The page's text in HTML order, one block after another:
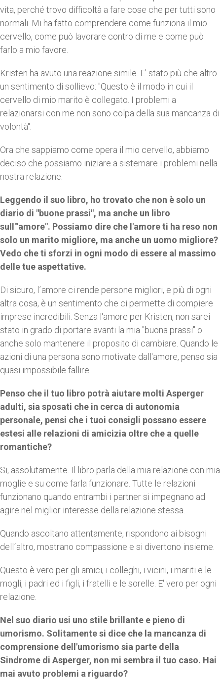
vita, perché trovo difficoltà a fare cose che per tutti sono
normali. Mi ha fatto comprendere come funziona il mio
cervello, come può lavorare contro di me e come può
farlo a mio favore.
Kristen ha avuto una reazione simile. E' stato più che altro
un sentimento di sollievo: "Questo è il modo in cui il
cervello di mio marito è collegato. I problemi a
relazionarsi con me non sono colpa della sua mancanza di
volontà".
Ora che sappiamo come opera il mio cervello, abbiamo
deciso che possiamo iniziare a sistemare i problemi nella
nostra relazione.
Leggendo il suo libro, ho trovato che non è solo un
diario di "buone prassi", ma anche un libro
sull'"amore". Possiamo dire che l'amore ti ha reso non
solo un marito migliore, ma anche un uomo migliore?
Vedo che ti sforzi in ogni modo di essere al massimo
delle tue aspettative.
Di sicuro, l´amore ci rende persone migliori, e più di ogni
altra cosa, è un sentimento che ci permette di compiere
imprese incredibili. Senza l'amore per Kristen, non sarei
stato in grado di portare avanti la mia "buona prassi" o
anche solo mantenere il proposito di cambiare. Quando le
azioni di una persona sono motivate dall'amore, penso sia
quasi impossibile fallire.
Penso che il tuo libro potrà aiutare molti Asperger
adulti, sia sposati che in cerca di autonomia
personale, pensi che i tuoi consigli possano essere
estesi alle relazioni di amicizia oltre che a quelle
romantiche?
Si, assolutamente. Il libro parla della mia relazione con mia
moglie e su come farla funzionare. Tutte le relazioni
funzionano quando entrambi i partner si impegnano ad
agire nel miglior interesse della relazione stessa.
Quando ascoltano attentamente, rispondono ai bisogni
dell´altro, mostrano compassione e si divertono insieme.
Questo è vero per gli amici, i colleghi, i vicini, i mariti e le
mogli, i padri ed i figli, i fratelli e le sorelle. E' vero per ogni
relazione.
Nel suo diario usi uno stile brillante e pieno di
umorismo. Solitamente si dice che la mancanza di
comprensione dell'umorismo sia parte della
Sindrome di Asperger, non mi sembra il tuo caso. Hai
mai avuto problemi a riguardo?